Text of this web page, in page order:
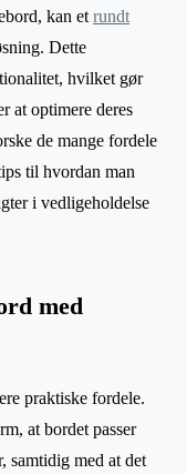
kan et rundt
Dette
hvilket gør
at optimere deres
de mange fordele
til hvordan man
i vedligeholdelse
med
praktiske fordele.
at bordet passer
samtidig med at det